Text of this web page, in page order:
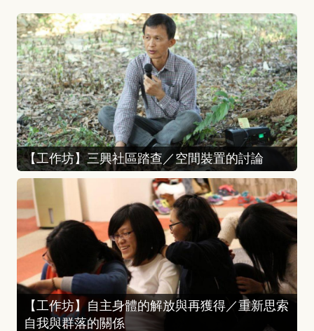
【工作坊】三興社區踏查／空間裝置的討論
【工作坊】自主身體的解放與再獲得／重新思索
自我與群落的關係